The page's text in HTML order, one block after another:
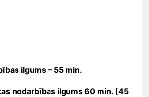
ilgums – 55 min.
nodarbības ilgums 60 min. (45